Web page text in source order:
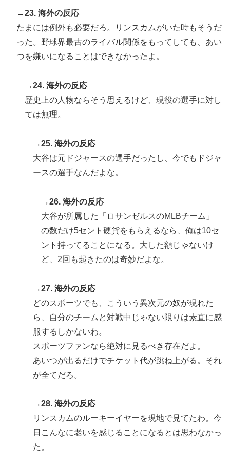
→23. 海外の反応
たまには例外も必要だろ。リンスカムがいた時もそうだ
った。野球界最古のライバル関係をもってしても、あい
つを嫌いになることはできなかったよ。
→24. 海外の反応
歴史上の人物ならそう思えるけど、現役の選手に対し
ては無理。
→25. 海外の反応
大谷は元ドジャースの選手だったし、今でもドジャ
ースの選手なんだよな。
→26. 海外の反応
大谷が所属した「ロサンゼルスのMLBチーム」
の数だけ5セント硬貨をもらえるなら、俺は10セ
ント持ってることになる。大した額じゃないけ
ど、2回も起きたのは奇妙だよな。
→27. 海外の反応
どのスポーツでも、こういう異次元の奴が現れた
ら、自分のチームと対戦中じゃない限りは素直に感
服するしかないわ。
スポーツファンなら絶対に見るべき存在だよ。
あいつが出るだけでチケット代が跳ね上がる。それ
が全てだろ。
→28. 海外の反応
リンスカムのルーキーイヤーを現地で見てたわ。今
日こんなに老いを感じることになるとは思わなかっ
た。